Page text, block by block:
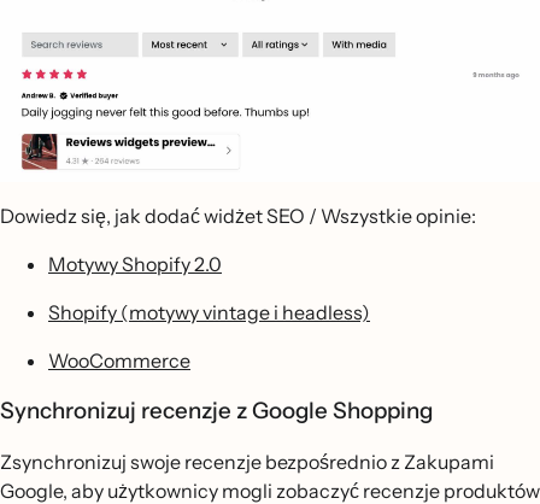
Dowiedz się, jak dodać widżet SEO / Wszystkie opinie:
Motywy Shopify 2.0
Shopify (motywy vintage i headless)
WooCommerce
Synchronizuj recenzje z Google Shopping
Zsynchronizuj swoje recenzje bezpośrednio z Zakupami
Google, aby użytkownicy mogli zobaczyć recenzje produktów